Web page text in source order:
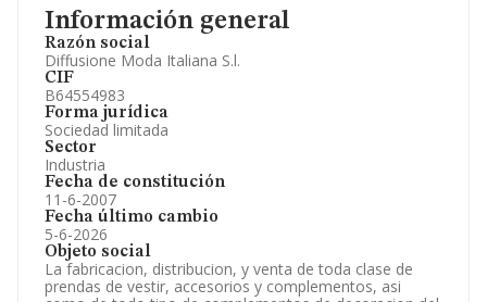
Información general
Razón social
Diffusione Moda Italiana S.l.
CIF
B64554983
Forma jurídica
Sociedad limitada
Sector
Industria
Fecha de constitución
11-6-2007
Fecha último cambio
5-6-2026
Objeto social
La fabricacion, distribucion, y venta de toda clase de
prendas de vestir, accesorios y complementos, asi
Información oficial y registral complementaria.